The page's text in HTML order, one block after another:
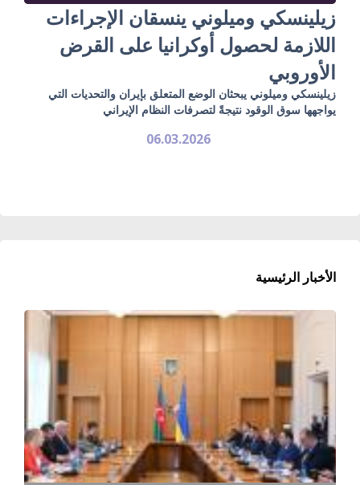
زيلينسكي وميلوني ينسقان الإجراءات
اللازمة لحصول أوكرانيا على القرض
الأوروبي
زيلينسكي وميلوني يبحثان الوضع المتعلق بإيران والتحديات التي
يواجهها سوق الوقود نتيجةً لتصرفات النظام الإيراني
06.03.2026
الأخبار الرئيسية